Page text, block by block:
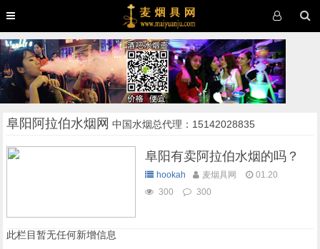
阜阳阿拉伯水烟网 中国水烟总代理：15142028835
阜阳有卖阿拉伯水烟的吗？
hookah 麦烟具网
01.20
300
300
此栏目暂无任何新增信息